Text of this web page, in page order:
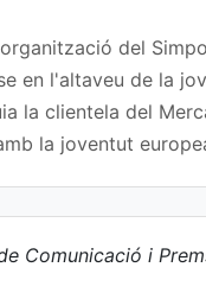
del
en l'altaveu de la
la clientela del
la joventut
Comunicació i